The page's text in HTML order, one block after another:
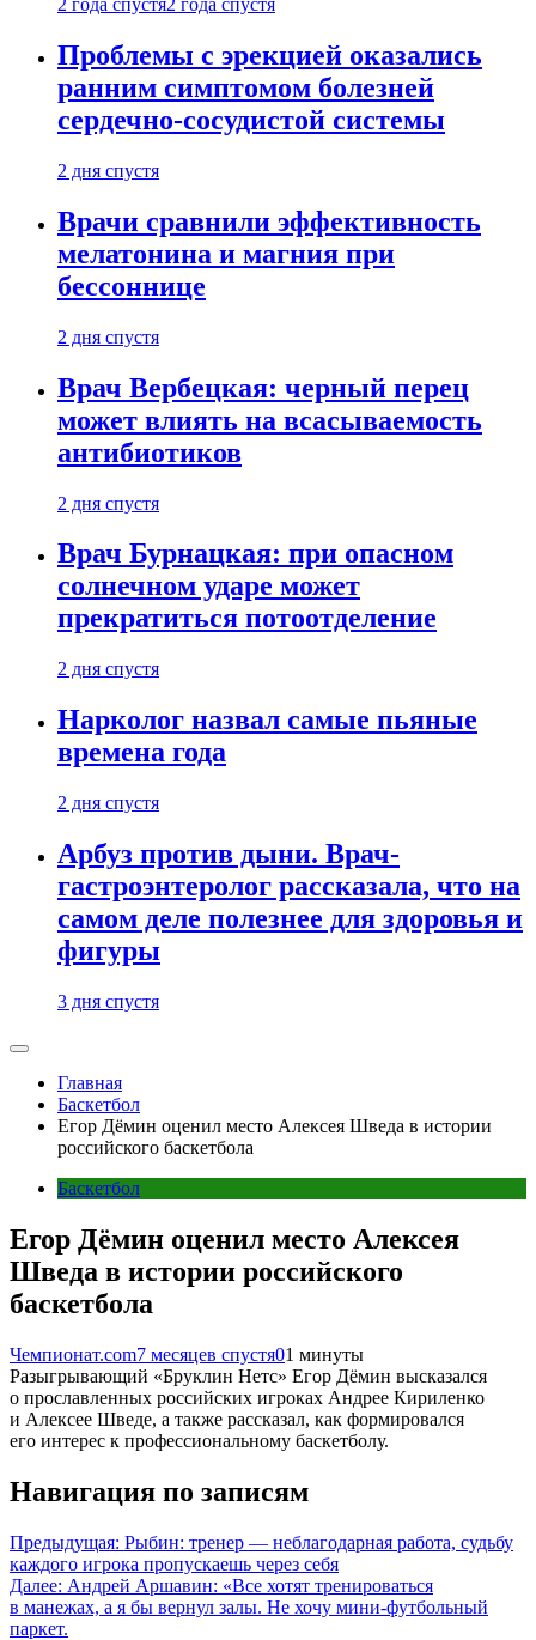
2 года спустя2 года спустя
Проблемы с эрекцией оказались
ранним симптомом болезней
сердечно-сосудистой системы
2 дня спустя
Врачи сравнили эффективность
мелатонина и магния при
бессоннице
2 дня спустя
Врач Вербецкая: черный перец
может влиять на всасываемость
антибиотиков
2 дня спустя
Врач Бурнацкая: при опасном
солнечном ударе может
прекратиться потоотделение
2 дня спустя
Нарколог назвал самые пьяные
времена года
2 дня спустя
Арбуз против дыни. Врач-
гастроэнтеролог рассказала, что на
самом деле полезнее для здоровья и
фигуры
3 дня спустя
Главная
Баскетбол
Егор Дёмин оценил место Алексея Шведа в истории
российского баскетбола
Баскетбол
Егор Дёмин оценил место Алексея
Шведа в истории российского
баскетбола
Чемпионат.com7 месяцев спустя01 минуты
Разыгрывающий «Бруклин Нетс» Егор Дёмин высказался
о прославленных российских игроках Андрее Кириленко
и Алексее Шведе, а также рассказал, как формировался
его интерес к профессиональному баскетболу.
Навигация по записям
Предыдущая: Рыбин: тренер — неблагодарная работа, судьбу
каждого игрока пропускаешь через себя
Далее: Андрей Аршавин: «Все хотят тренироваться
в манежах, а я бы вернул залы. Не хочу мини-футбольный
паркет.